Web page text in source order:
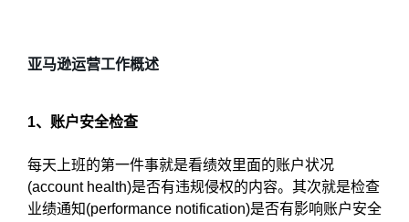
亚马逊运营工作概述
1、账户安全检查
每天上班的第一件事就是看绩效里面的账户状况
(account health)是否有违规侵权的内容。其次就是检查
业绩通知(performance notification)是否有影响账户安全